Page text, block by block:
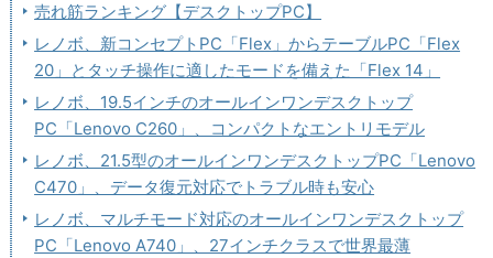
売れ筋ランキング【デスクトップPC】
レノボ、新コンセプトPC「Flex」からテーブルPC「Flex
20」とタッチ操作に適したモードを備えた「Flex 14」
レノボ、19.5インチのオールインワンデスクトップ
PC「Lenovo C260」、コンパクトなエントリモデル
レノボ、21.5型のオールインワンデスクトップPC「Lenovo
C470」、データ復元対応でトラブル時も安心
レノボ、マルチモード対応のオールインワンデスクトップ
PC「Lenovo A740」、27インチクラスで世界最薄